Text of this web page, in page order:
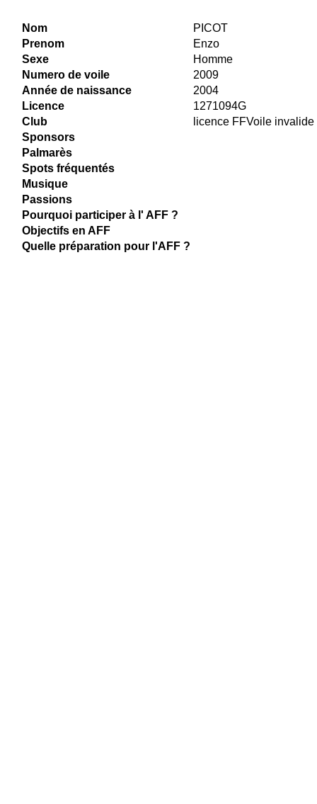
Nom
PICOT
Prenom
Enzo
Sexe
Homme
Numero de voile
2009
Année de naissance
2004
Licence
1271094G
Club
licence FFVoile invalide
Sponsors
Palmarès
Spots fréquentés
Musique
Passions
Pourquoi participer à l' AFF ?
Objectifs en AFF
Quelle préparation pour l'AFF ?